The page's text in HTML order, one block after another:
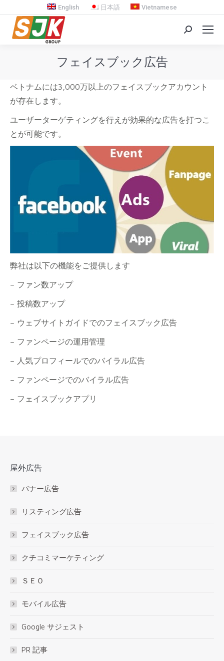
English 日本語 Vietnamese
Search:
フェイスブック広告
ベトナムには3,000万以上のフェイスブックアカウント
が存在します。
ユーザーターゲティングを行えが効果的な広告を打つこ
とが可能です。
弊社は以下の機能をご提供します
– ファン数アップ
– 投稿数アップ
– ウェブサイトガイドでのフェイスブック広告
– ファンページの運用管理
– 人気プロフィールでのバイラル広告
– ファンページでのバイラル広告
– フェイスブックアプリ
屋外広告
バナー広告
リスティング広告
フェイスブック広告
クチコミマーケティング
ＳＥＯ
モバイル広告
Google サジェスト
PR 記事